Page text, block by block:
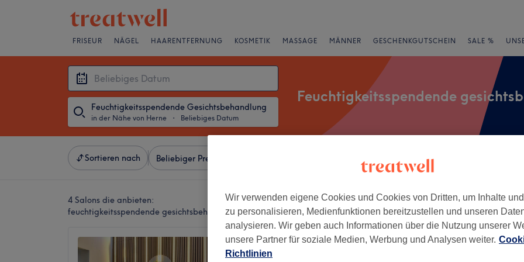
FRISEUR NÄGEL HAARENTFERNUNG KOSMETIK MASSAGE MÄNNER GESCHENKGUTSCHEIN SALE %
Feuchtigkeitsspendende Gesichtsbehandlung
in der Nähe von Herne ・ Beliebiges Datum
Feuchtigkeitsspendende
Sortieren nach Beliebiger Preis Expressangebote Bewertung
4 Salons die anbieten:
feuchtigkeitsspendende gesichtsbehandlung in der Nähe von Herne
Mine's Cosmetics
5,0
+
Wir verwenden eigene Cookies und Cookies von Dritten, um Inhalte
zu personalisieren, Medienfunktionen bereitzustellen und unseren
analysieren. Wir geben auch Informationen über die Nutzung unserer
unsere Partner für soziale Medien, Werbung und Analysen weiter.
Richtlinien